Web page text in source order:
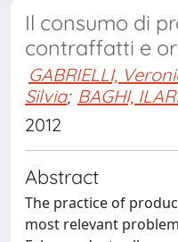
Il consumo di
contraffatti e
GABRIELLI,
Silvia; BAGHI,
2012
Abstract
The practice of
most relevant